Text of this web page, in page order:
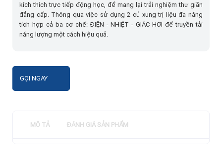
kích thích trực tiếp động học, để mang lại trải nghiệm thư giãn
đẳng cấp. Thông qua việc sử dụng 2 củ xung trị liệu đa năng
tích hợp cả ba cơ chế: ĐIỆN - NHIỆT - GIÁC HƠI để truyền tải
năng lượng một cách hiệu quả.
GỌI NGAY
MÔ TẢ ĐÁNH GIÁ SẢN PHẨM